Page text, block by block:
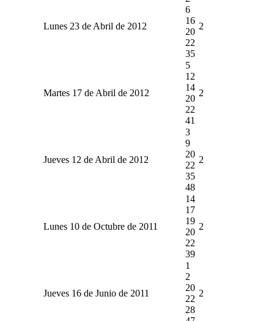
Lunes 23 de Abril de 2012
6
16
20
22
35
2
Martes 17 de Abril de 2012
5
12
14
20
22
41
2
Jueves 12 de Abril de 2012
3
9
20
22
35
48
2
Lunes 10 de Octubre de 2011
14
17
19
20
22
39
2
Jueves 16 de Junio de 2011
1
2
20
22
28
2